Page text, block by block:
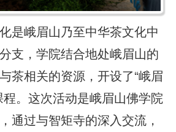
峨眉山乃至中华茶文化中
支，学院结合地处峨眉山的
茶相关的资源，开设了“峨眉
程。这次活动是峨眉山佛学院
通过与智矩寺的深入交流，